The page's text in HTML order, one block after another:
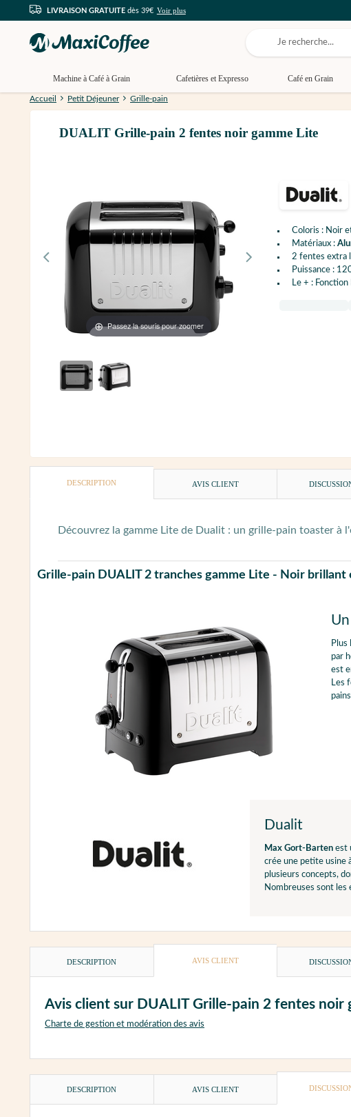
LIVRAISON GRATUITE dès 39€ Voir plus
Machine à Café à Grain Cafetières et Expresso Café en Grain
Accueil Petit Déjeuner Grille-pain
DUALIT Grille-pain 2 fentes noir gamme Lite
Passez la souris pour zoomer
Coloris : Noir
Matériaux :
2 fentes extra
Puissance :
Le + :
DESCRIPTION AVIS CLIENT
Découvrez la gamme Lite de Dualit : un grille-pain toaster
Grille-pain DUALIT 2 tranches gamme Lite - Noir brillant
Plus
par
est
Les
Dualit
Max Gort-Barten est
crée une petite usine
plusieurs concepts,
Nombreuses sont les
DESCRIPTION AVIS CLIENT
Avis client sur DUALIT Grille-pain 2 fentes noir
Charte de gestion et modération des avis
DESCRIPTION AVIS CLIENT